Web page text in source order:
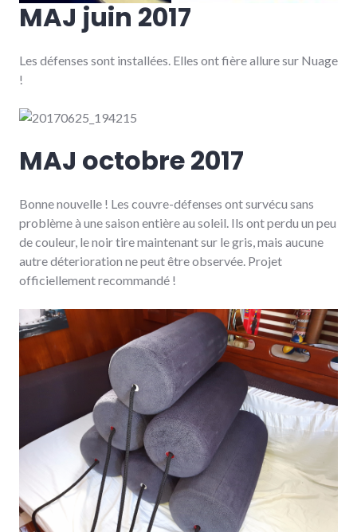
MAJ juin 2017
Les défenses sont installées. Elles ont fière allure sur Nuage
!
MAJ octobre 2017
Bonne nouvelle­­­­­­ ! Les couvre-défenses ont survécu sans
problème à une saison entière au soleil. Ils ont perdu un peu
de couleur, le noir tire maintenant sur le gris, mais aucune
autre déterioration ne peut être observée. Projet
officiellement recommandé !